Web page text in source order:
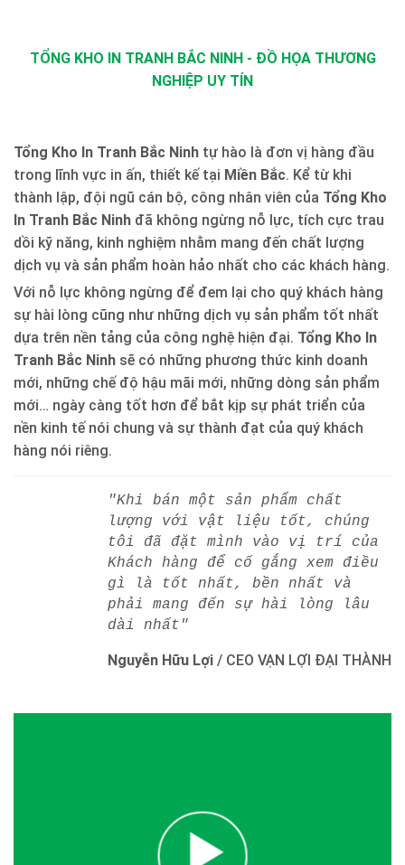
TỔNG KHO IN TRANH BẮC NINH - ĐỒ HỌA THƯƠNG
NGHIỆP UY TÍN
Tổng Kho In Tranh Bắc Ninh tự hào là đơn vị hàng đầu
trong lĩnh vực in ấn, thiết kế tại Miền Bắc. Kể từ khi
thành lập, đội ngũ cán bộ, công nhân viên của Tổng Kho
In Tranh Bắc Ninh đã không ngừng nỗ lực, tích cực trau
dồi kỹ năng, kinh nghiệm nhằm mang đến chất lượng
dịch vụ và sản phẩm hoàn hảo nhất cho các khách hàng.
Với nỗ lực không ngừng để đem lại cho quý khách hàng
sự hài lòng cũng như những dịch vụ sản phẩm tốt nhất
dựa trên nền tảng của công nghệ hiện đại. Tổng Kho In
Tranh Bắc Ninh sẽ có những phương thức kinh doanh
mới, những chế độ hậu mãi mới, những dòng sản phẩm
mới… ngày càng tốt hơn để bắt kịp sự phát triển của
nền kinh tế nói chung và sự thành đạt của quý khách
hàng nói riêng.
"Khi bán một sản phẩm chất
lượng với vật liệu tốt, chúng
tôi đã đặt mình vào vị trí của
Khách hàng để cố gắng xem điều
gì là tốt nhất, bền nhất và
phải mang đến sự hài lòng lâu
dài nhất"
Nguyễn Hữu Lợi / CEO VẠN LỢI ĐẠI THÀNH